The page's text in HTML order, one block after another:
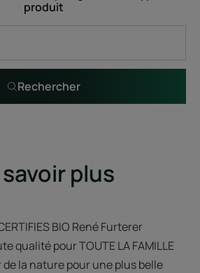
produit
Rechercher
savoir plus
BIO René Furterer
qualité pour TOUTE LA FAMILLE
la nature pour une plus belle